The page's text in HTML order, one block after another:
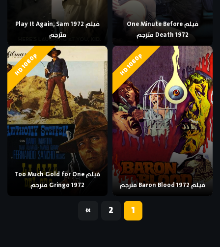
فيلم One Minute Before
Death 1972 مترجم
فيلم Play It Again, Sam 1972
مترجم
HD 1080p
فيلم Baron Blood 1972 مترجم
HD 1080p
فيلم Too Much Gold for One
Gringo 1972 مترجم
1
2
«